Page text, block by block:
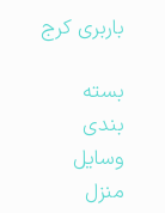
باربری کرج
بسته
بندی
وسایل
منزل